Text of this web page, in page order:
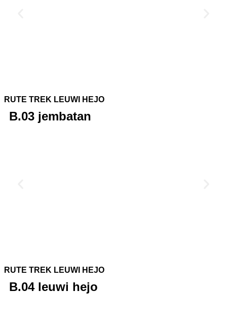
RUTE TREK LEUWI HEJO
B.03 jembatan
RUTE TREK LEUWI HEJO
B.04 leuwi hejo